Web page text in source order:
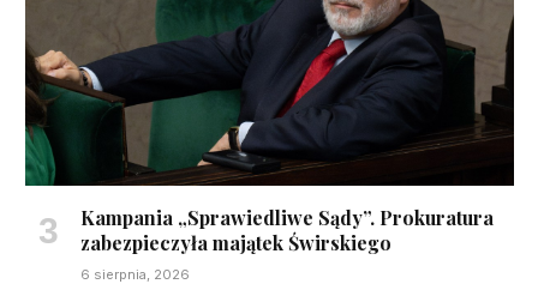
Kampania „Sprawiedliwe Sądy”. Prokuratura
zabezpieczyła majątek Świrskiego
6 sierpnia, 2026